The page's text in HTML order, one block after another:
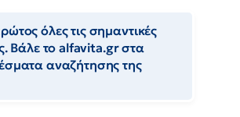
όλες τις σημαντικές
Βάλε το alfavita.gr στα
αναζήτησης της